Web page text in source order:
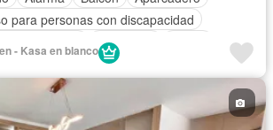
para personas con discapacidad
Chimenea
Internet
panorámica
Cuarto de servicio Piscina Agua
- Kasa en blanco